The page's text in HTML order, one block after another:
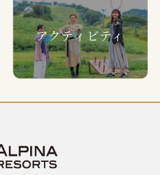
アクティビティ